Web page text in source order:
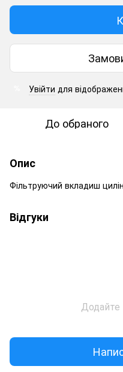
Увійти для
До обраного
Опис
Фільтруючий вкладиш
Відгуки
Додайте